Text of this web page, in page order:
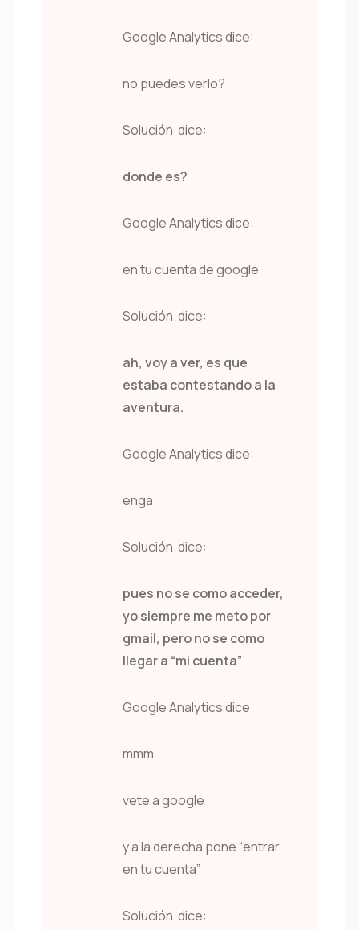
Google Analytics dice:
no puedes verlo?
Solución dice:
donde es?
Google Analytics dice:
en tu cuenta de google
Solución dice:
ah, voy a ver, es que
estaba contestando a la
aventura.
Google Analytics dice:
enga
Solución dice:
pues no se como acceder,
yo siempre me meto por
gmail, pero no se como
llegar a “mi cuenta”
Google Analytics dice:
mmm
vete a google
y a la derecha pone “entrar
en tu cuenta”
Solución dice: